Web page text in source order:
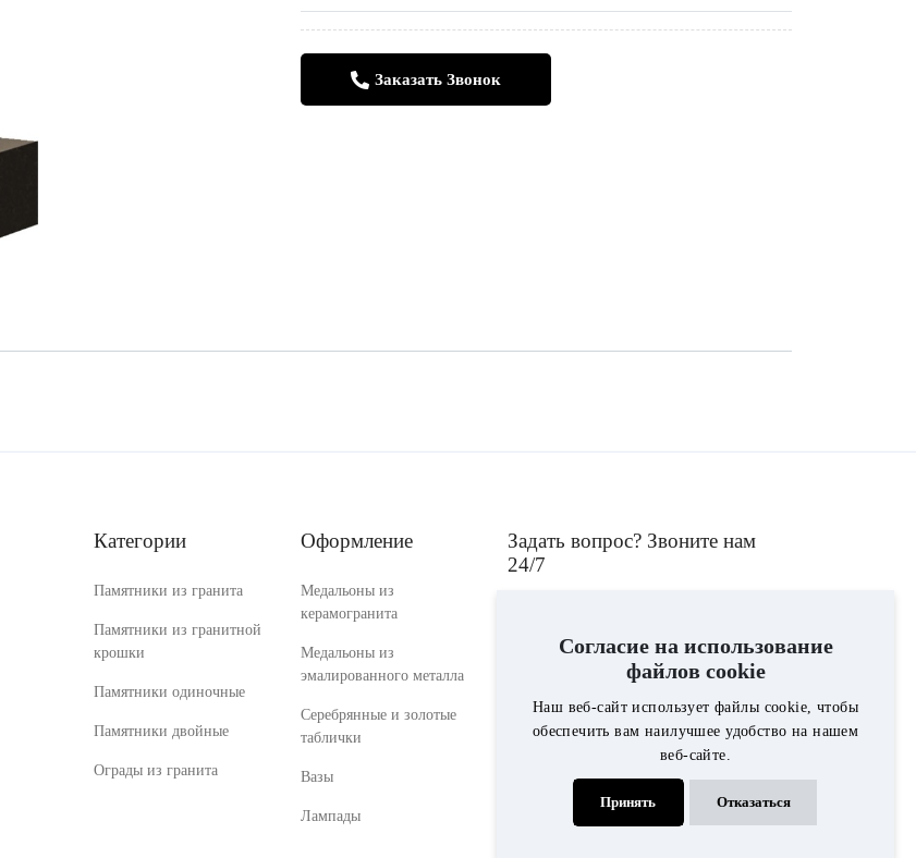
Заказать Звонок
Категории
Памятники из гранита
Памятники из гранитной
крошки
Памятники одиночные
Памятники двойные
Ограды из гранита
Оформление
Медальоны из
керамогранита
Медальоны из
эмалированного металла
Серебрянные и золотые
таблички
Вазы
Лампады
Задать вопрос? Звоните нам
24/7
мрамор", ответит на интересующие Вас
вопросы по выбору памятника,
ограды,вазы, лампады, либо по
стоимости благоустройства могилы.
Согласие на использование
файлов cookie
Наш веб-сайт использует файлы cookie, чтобы
обеспечить вам наилучшее удобство на нашем
веб-сайте.
Принять Отказаться